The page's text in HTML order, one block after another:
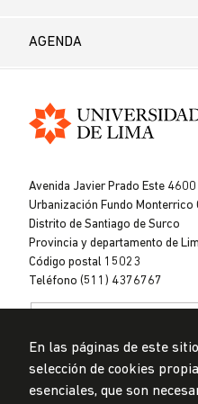
AGENDA
de
Lima
Avenida Javier Prado Este 4600
Urbanización Fundo Monterrico
Distrito de Santiago de Surco
Provincia y departamento de
Código postal 15023
Teléfono (511) 4376767
En las páginas de este
selección de cookies
esenciales, que son